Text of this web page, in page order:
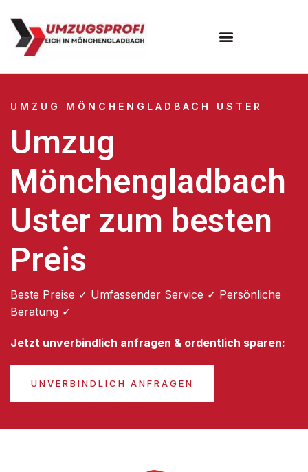
UMZUG MÖNCHENGLADBACH USTER
Umzug
Mönchengladbach
Uster zum besten
Preis
Beste Preise ✓ Umfassender Service ✓ Persönliche
Beratung ✓
Jetzt unverbindlich anfragen & ordentlich sparen:
UNVERBINDLICH ANFRAGEN